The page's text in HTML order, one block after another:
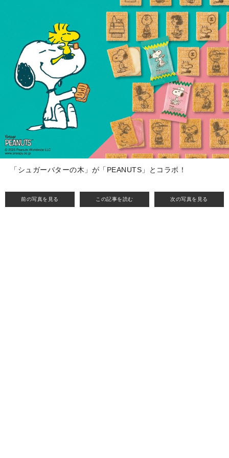
前の写真を見る この記事を読む 次の写真を見る
「シュガーバターの木」が「PEANUTS」とコラボ！